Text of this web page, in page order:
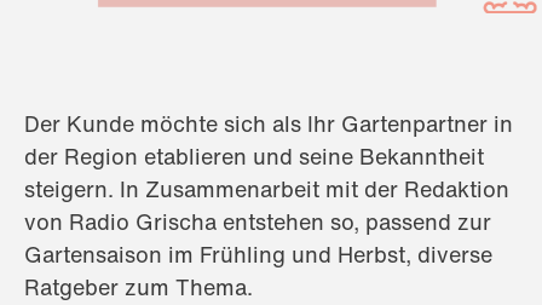
Der Kunde möchte sich als Ihr Gartenpartner in
der Region etablieren und seine Bekanntheit
steigern. In Zusammenarbeit mit der Redaktion
von Radio Grischa entstehen so, passend zur
Gartensaison im Frühling und Herbst, diverse
Ratgeber zum Thema.